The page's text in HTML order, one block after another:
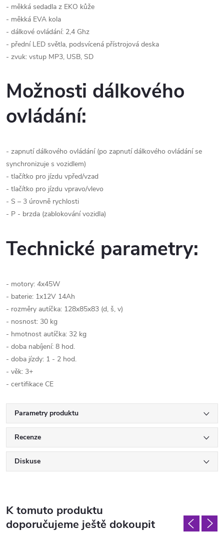
- měkká sedadla z EKO kůže
- měkká EVA kola
- dálkové ovládání: 2,4 Ghz
- přední LED světla, podsvícená přístrojová deska
- zvuk: vstup MP3, USB, SD
Možnosti dálkového
ovládání:
- zapnutí dálkového ovládání (po zapnutí dálkového ovládání se
synchronizuje s vozidlem)
- tlačítko pro jízdu vpřed/vzad
- tlačítko pro jízdu vpravo/vlevo
- S – 3 úrovně rychlosti
- P - brzda (zablokování vozidla)
Technické parametry:
- motory: 4x45W
- baterie: 1x12V 14Ah
- rozměry autíčka: 128x85x83 (d, š, v)
- nosnost: 30 kg
- hmotnost autíčka: 32 kg
- doba nabíjení: 8 hod.
- doba jízdy: 1 - 2 hod.
- věk: 3+
- certifikace CE
Parametry produktu
Recenze
Diskuse
K tomuto produktu
doporučujeme ještě dokoupit